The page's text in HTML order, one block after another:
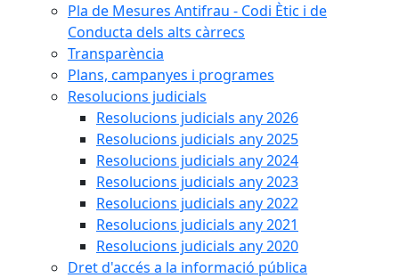
Pla de Mesures Antifrau - Codi Ètic i de
Conducta dels alts càrrecs
Transparència
Plans, campanyes i programes
Resolucions judicials
Resolucions judicials any 2026
Resolucions judicials any 2025
Resolucions judicials any 2024
Resolucions judicials any 2023
Resolucions judicials any 2022
Resolucions judicials any 2021
Resolucions judicials any 2020
Dret d'accés a la informació pública